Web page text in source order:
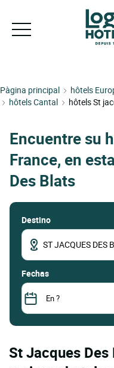
Pàgina principal hôtels
hôtels Cantal
hôtels St
Encuentre su
France, en
Des Blats
Destino
fechas
St Jacques